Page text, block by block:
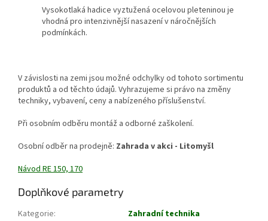
Vysokotlaká hadice vyztužená ocelovou pleteninou je
vhodná pro intenzivnější nasazení v náročnějších
podmínkách.
V závislosti na zemi jsou možné odchylky od tohoto sortimentu
produktů a od těchto údajů. Vyhrazujeme si právo na změny
techniky, vybavení, ceny a nabízeného příslušenství.
Při osobním odběru montáž a odborné zaškolení.
Osobní odběr na prodejně: Zahrada v akci - Litomyšl
Návod RE 150, 170
Doplňkové parametry
Kategorie:
Zahradní technika